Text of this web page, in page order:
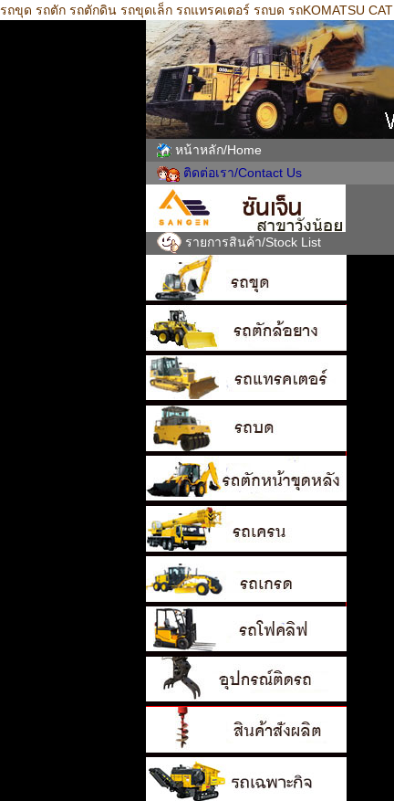
รถขุด รถตัก รถตักดิน รถขุดเล็ก รถแทรคเตอร์ รถบด รถKOMATSU CAT
หน้าหลัก/Home
ติดต่อเรา/Contact Us
รายการสินค้า/Stock List